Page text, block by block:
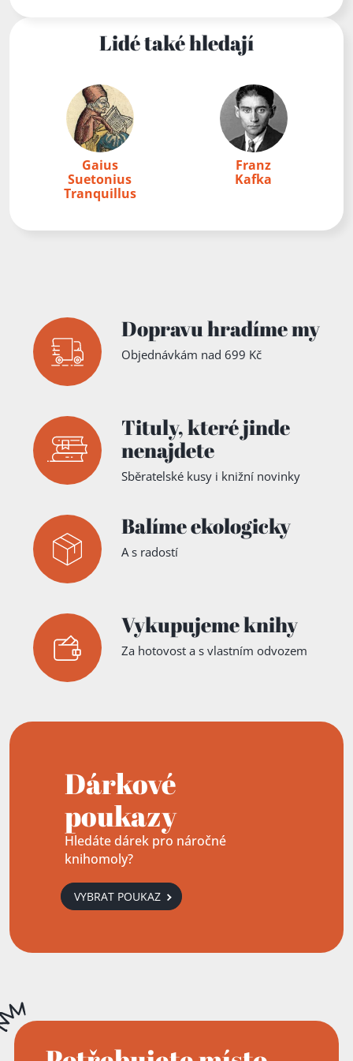
Lidé také hledají
Gaius
Suetonius
Tranquillus
Franz
Kafka
Dopravu hradíme my
Objednávkám nad 699 Kč
Tituly,které jinde
nenajdete
Sběratelské kusy i knižní novinky
Balíme ekologicky
A s radostí
Vykupujeme knihy
Za hotovost a s vlastním odvozem
Dárkové
poukazy
Hledáte dárek pro náročné
knihomoly?
VYBRAT POUKAZ